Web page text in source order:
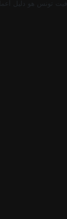
تونس هو دليل